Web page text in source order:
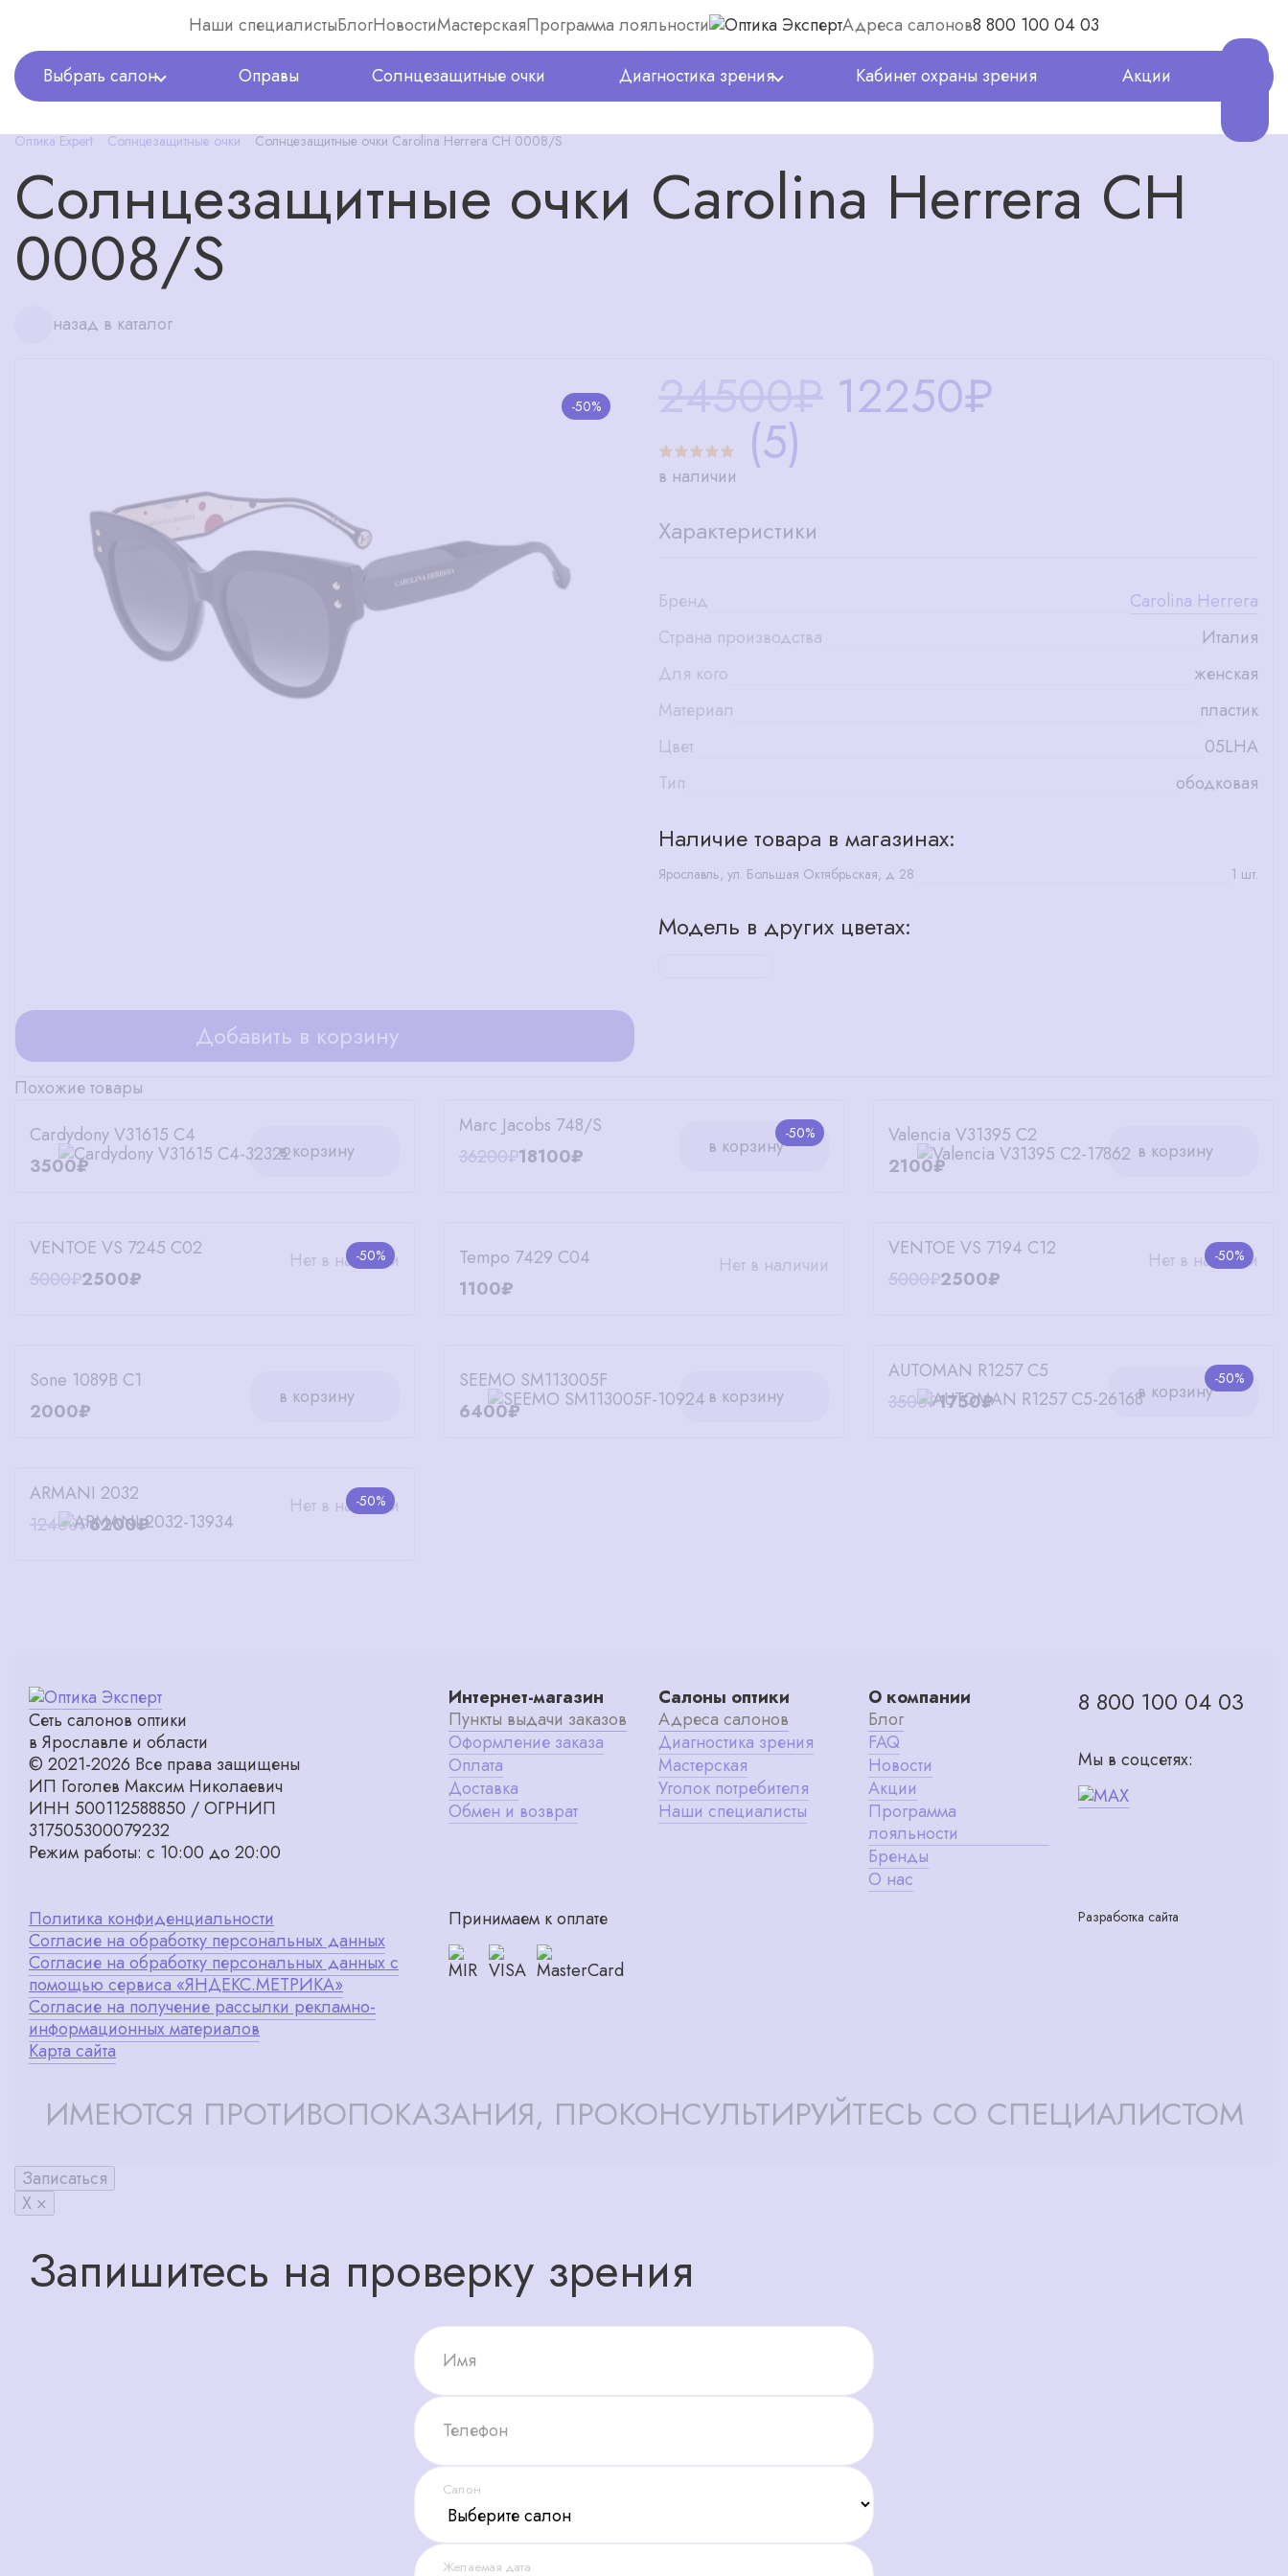
Наши специалистыБлогНовостиМастерскаяПрограмма лояльности Адреса салонов8 800 100 04 03
Выбрать салон Оправы Солнцезащитные очки Диагностика зрения Кабинет охраны зрения Акции
Оптика Expert Солнцезащитные очки Солнцезащитные очки Carolina Herrera CH 0008/S
Солнцезащитные очки Carolina Herrera CH
0008/S
назад в каталог
-50% 12250₽
(5)
в наличии
Характеристики
Бренд
Carolina Herrera
Страна производства
Италия
Для кого
женская
Материал
пластик
Цвет
05LHA
Тип
ободковая
Наличие товара в магазинах:
Ярославль, ул. Большая Октябрьская, д 28 1 шт.
Модель в других цветах:
Добавить в корзину
Похожие товары
Cardydony V31615 C4
3500₽
в корзину
-50%
Marc Jacobs 748/S
36200₽18100₽ в корзину
Valencia V31395 C2
2100₽
в корзину
-50%
VENTOE VS 7245 C02
5000₽2500₽
Нет в наличии
Tempo 7429 С04
1100₽
Нет в наличии -50%
VENTOE VS 7194 C12
5000₽2500₽
Нет в наличии
Sone 1089B C1
2000₽
в корзину
SEEMO SM113005F
6400₽
в корзину
-50%
AUTOMAN R1257 C5
3500₽1750₽ в корзину
-50%
ARMANI 2032
12400₽6200₽
Нет в наличии
Сеть салонов оптики
в Ярославле и области
© 2021-2026 Все права защищены
ИП Гоголев Максим Николаевич
ИНН 500112588850 / ОГРНИП
317505300079232
Режим работы: с 10:00 до 20:00
Интернет-магазин
Пункты выдачи заказов
Оформление заказа
Оплата
Доставка
Обмен и возврат
Салоны оптики
Адреса салонов
Диагностика зрения
Мастерская
Уголок потребителя
Наши специалисты
О компании
Блог
FAQ
Новости
Акции
Программа
лояльности
Бренды
О нас
8 800 100 04 03
Мы в соцсетях:
Политика конфиденциальности
Согласие на обработку персональных данных
Согласие на обработку персональных данных с
помощью сервиса «ЯНДЕКС.МЕТРИКА»
Согласие на получение рассылки рекламно-
информационных материалов
Карта сайта
Принимаем к оплате Разработка сайта
ИМЕЮТСЯ ПРОТИВОПОКАЗАНИЯ, ПРОКОНСУЛЬТИРУЙТЕСЬ СО СПЕЦИАЛИСТОМ
Записаться
X ×
Запишитесь на проверку зрения
Имя
Телефон
Салон
Желаемая дата